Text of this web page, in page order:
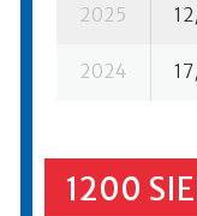
2025
2024
1200